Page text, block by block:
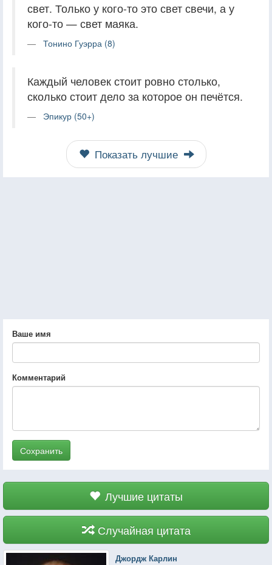
свет. Только у кого-то это свет свечи, а у
кого-то — свет маяка.
Тонино Гуэрра (8)
Каждый человек стоит ровно столько,
сколько стоит дело за которое он печётся.
Эпикур (50+)
Показать лучшие
Ваше имя
Комментарий
Сохранить
Лучшие цитаты
Случайная цитата
Джордж Карлин